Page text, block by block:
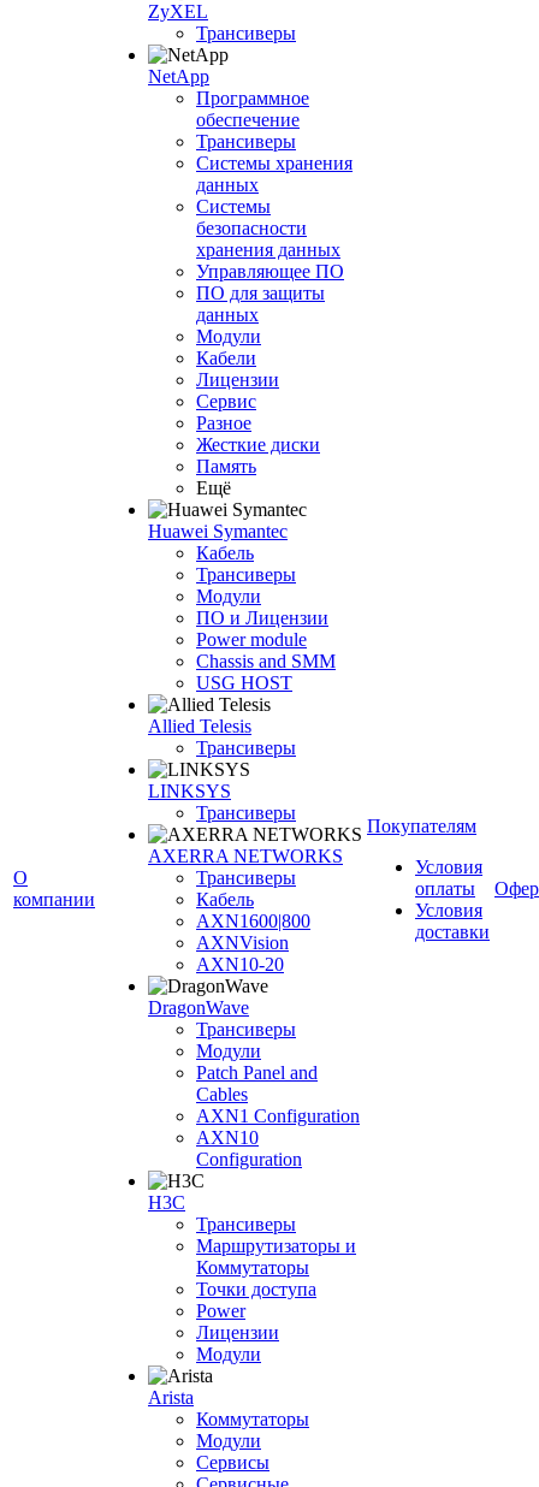
О
компании
ZyXEL
Трансиверы
NetApp
Программное
обеспечение
Трансиверы
Системы хранения
данных
Системы
безопасности
хранения данных
Управляющее ПО
ПО для защиты
данных
Модули
Кабели
Лицензии
Сервис
Разное
Жесткие диски
Память
Ещё
Huawei Symantec
Кабель
Трансиверы
Модули
ПО и Лицензии
Power module
Chassis and SMM
USG HOST
Allied Telesis
Трансиверы
LINKSYS
Трансиверы
AXERRA NETWORKS
Трансиверы
Кабель
AXN1600|800
AXNVision
AXN10-20
DragonWave
Трансиверы
Модули
Patch Panel and
Cables
AXN1 Configuration
AXN10
Configuration
H3С
Трансиверы
Маршрутизаторы и
Коммутаторы
Точки доступа
Power
Лицензии
Модули
Arista
Коммутаторы
Модули
Сервисы
Покупателям
Условия
оплаты
Условия
доставки